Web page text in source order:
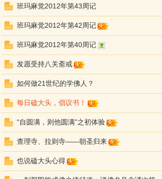
班玛麻觉2012年第43周记
班玛麻觉2012年第42周记
班玛麻觉2012年第40周记
发愿受持八关斋戒
如何做21世纪的学佛人？
每日磕大头，倡议书！
“自圆满，则他圆满”之初体验
查理寺、拉则寺——朝圣归来
也说磕大头心得